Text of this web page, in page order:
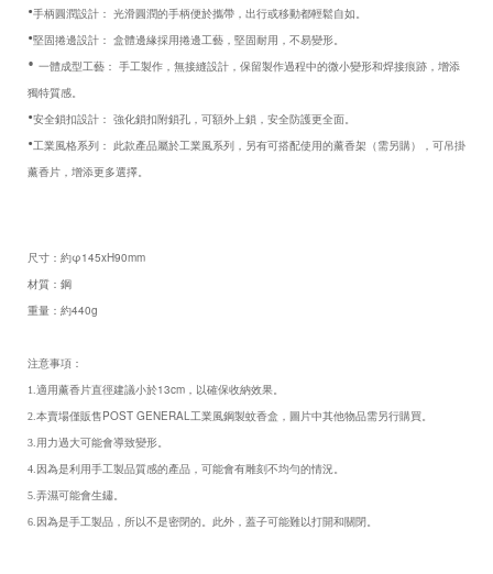
•手柄圓潤設計： 光滑圓潤的手柄便於攜帶，出行或移動都輕鬆自如。
•堅固捲邊設計： 盒體邊緣採用捲邊工藝，堅固耐用，不易變形。
• 一體成型工藝： 手工製作，無接縫設計，保留製作過程中的微小變形和焊接痕跡，增添
獨特質感。
•安全鎖扣設計： 強化鎖扣附鎖孔，可額外上鎖，安全防護更全面。
•工業風格系列： 此款產品屬於工業風系列，另有可搭配使用的薰香架（需另購），可吊掛
薰香片，增添更多選擇。
尺寸：約φ145xH90mm
材質：鋼
重量：約440g
注意事項：
1.適用薰香片直徑建議小於13cm ，以確保收納效果。
2.本賣場僅販售POST GENERAL工業風鋼製蚊香盒，圖片中其他物品需另行購買。
3.用力過大可能會導致變形。
4.因為是利用手工製品質感的產品，可能會有雕刻不均勻的情況。
5.弄濕可能會生鏽。
6.因為是手工製品，所以不是密閉的。此外，蓋子可能難以打開和關閉。